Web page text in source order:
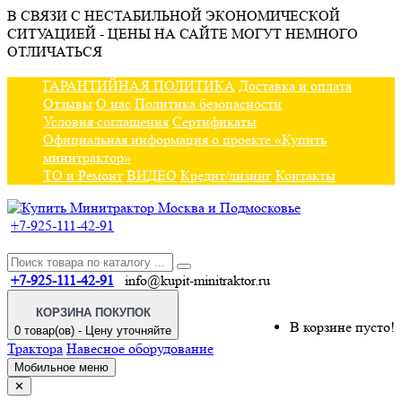
В СВЯЗИ С НЕСТАБИЛЬНОЙ ЭКОНОМИЧЕСКОЙ
СИТУАЦИЕЙ - ЦЕНЫ НА САЙТЕ МОГУТ НЕМНОГО
ОТЛИЧАТЬСЯ
ГАРАНТИЙНАЯ ПОЛИТИКА Доставка и оплата
Отзывы О нас Политика безопасности
Условия соглашения Сертификаты
Официальная информация о проекте «Купить
минитрактор»
ТО и Ремонт ВИДЕО Кредит/лизинг Контакты
+7-925-111-42-91
+7-925-111-42-91 info@kupit-minitraktor.ru
КОРЗИНА ПОКУПОК
0 товар(ов) - Цену уточняйте
В корзине пусто!
Трактора Навесное оборудование
Мобильное меню
✕